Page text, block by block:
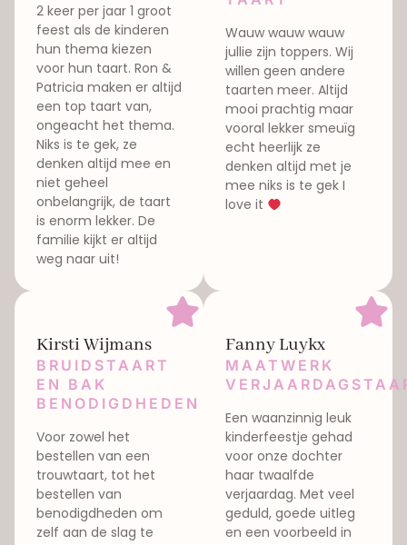
2 keer per jaar 1 groot
feest als de kinderen
hun thema kiezen
voor hun taart. Ron &
Patricia maken er altijd
een top taart van,
ongeacht het thema.
Niks is te gek, ze
denken altijd mee en
niet geheel
onbelangrijk, de taart
is enorm lekker. De
familie kijkt er altijd
weg naar uit!
Wauw wauw wauw
jullie zijn toppers. Wij
willen geen andere
taarten meer. Altijd
mooi prachtig maar
vooral lekker smeuïg
echt heerlijk ze
denken altijd met je
mee niks is te gek I
love it
Kirsti Wijmans
BRUIDSTAART
EN BAK
BENODIGDHEDEN
Voor zowel het
bestellen van een
trouwtaart, tot het
bestellen van
benodigdheden om
zelf aan de slag te
Fanny Luykx
MAATWERK
Een waanzinnig leuk
kinderfeestje gehad
voor onze dochter
haar twaalfde
verjaardag. Met veel
geduld, goede uitleg
en een voorbeeld in